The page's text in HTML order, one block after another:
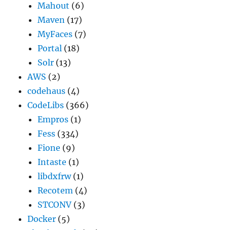
Mahout (6)
Maven (17)
MyFaces (7)
Portal (18)
Solr (13)
AWS (2)
codehaus (4)
CodeLibs (366)
Empros (1)
Fess (334)
Fione (9)
Intaste (1)
libdxfrw(1)
Recotem (4)
STCONV (3)
Docker (5)